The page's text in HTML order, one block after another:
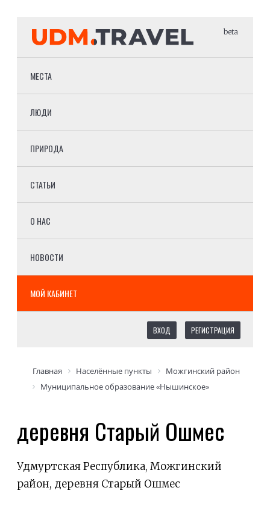
beta
МЕСТА
ЛЮДИ
ПРИРОДА
СТАТЬИ
О НАС
НОВОСТИ
МОЙ КАБИНЕТ
ВХОД РЕГИСТРАЦИЯ
Главная Населённые пункты
Можгинский район
Муниципальное образование «Нышинское»
деревня Старый Ошмес
Удмуртская Республика, Можгинский
район, деревня Старый Ошмес